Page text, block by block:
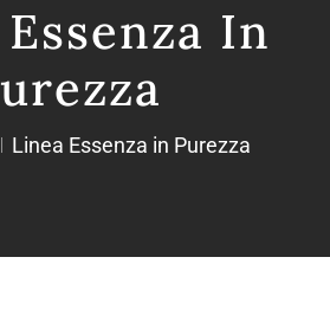
In
Linea Essenza in Purezza